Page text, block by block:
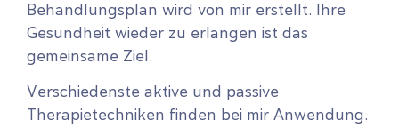
Behandlungsplan wird von mir erstellt. Ihre
Gesundheit wieder zu erlangen ist das
gemeinsame Ziel.
Verschiedenste aktive und passive
Therapietechniken finden bei mir Anwendung.